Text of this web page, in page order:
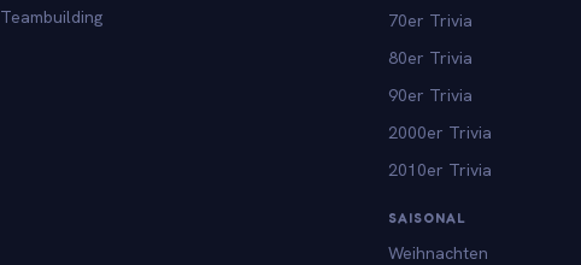
Teambuilding
70er Trivia
80er Trivia
90er Trivia
2000er Trivia
2010er Trivia
SAISONAL
Weihnachten